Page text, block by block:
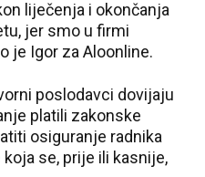
liječenja i okončanja
jer smo u firmi
je Igor za Aloonline.
poslodavci dovijaju
platili zakonske
osiguranje radnika
se, prije ili kasnije,